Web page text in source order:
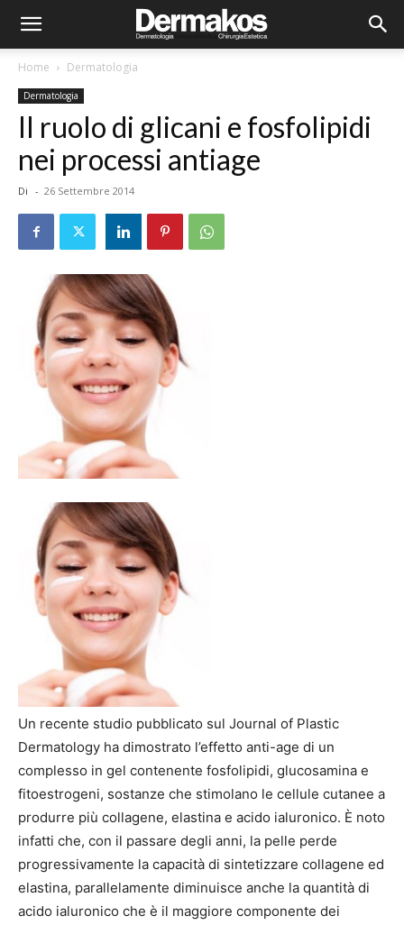
Home Dermatologia
Dermatologia
Il ruolo di glicani e fosfolipidi
nei processi antiage
Di - 26 Settembre 2014
Un recente studio pubblicato sul Journal of Plastic
Dermatology ha dimostrato l’effetto anti-age di un
complesso in gel contenente fosfolipidi, glucosamina e
fitoestrogeni, sostanze che stimolano le cellule cutanee a
produrre più collagene, elastina e acido ialuronico. È noto
infatti che, con il passare degli anni, la pelle perde
progressivamente la capacità di sintetizzare collagene ed
elastina, parallelamente diminuisce anche la quantità di
acido ialuronico che è il maggiore componente dei